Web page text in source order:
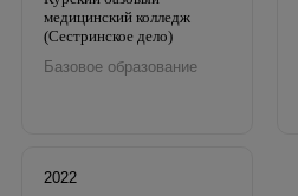
медицинский колледж
(Сестринское дело)
Базовое образование
2022